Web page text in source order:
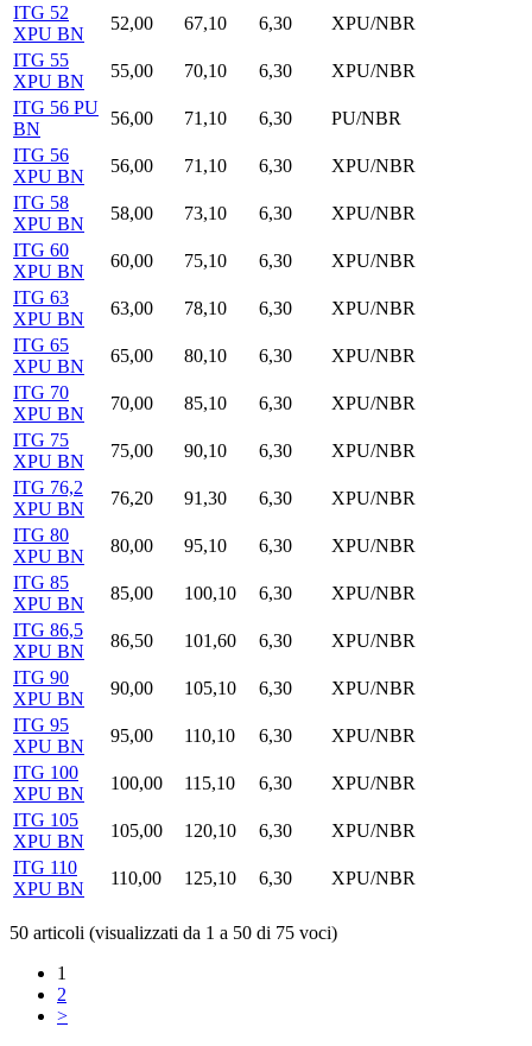
ITG 52
XPU BN
52,00 67,10 6,30
XPU/NBR
ITG 55
XPU BN
55,00 70,10 6,30
XPU/NBR
ITG 56 PU
BN
56,00 71,10 6,30
PU/NBR
ITG 56
XPU BN
56,00 71,10 6,30
XPU/NBR
ITG 58
XPU BN
58,00 73,10 6,30
XPU/NBR
ITG 60
XPU BN
60,00 75,10 6,30
XPU/NBR
ITG 63
XPU BN
63,00 78,10 6,30
XPU/NBR
ITG 65
XPU BN
65,00 80,10 6,30
XPU/NBR
ITG 70
XPU BN
70,00 85,10 6,30
XPU/NBR
ITG 75
XPU BN
75,00 90,10 6,30
XPU/NBR
ITG 76,2
XPU BN
76,20 91,30 6,30
XPU/NBR
ITG 80
XPU BN
80,00 95,10 6,30
XPU/NBR
ITG 85
XPU BN
85,00 100,10 6,30
XPU/NBR
ITG 86,5
XPU BN
86,50 101,60 6,30
XPU/NBR
ITG 90
XPU BN
90,00 105,10 6,30
XPU/NBR
ITG 95
XPU BN
95,00 110,10 6,30
XPU/NBR
ITG 100
XPU BN
100,00 115,10 6,30
XPU/NBR
ITG 105
XPU BN
105,00 120,10 6,30
XPU/NBR
ITG 110
XPU BN
110,00 125,10 6,30 XPU/NBR
50 articoli (visualizzati da 1 a 50 di 75 voci)
1
2
>